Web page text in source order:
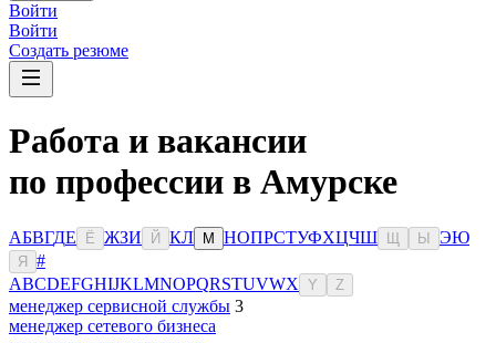
Войти
Войти
Создать резюме
Работа и вакансии
по профессии в Амурске
АБВГДЕ Ё ЖЗИ Й КЛ М НОПРСТУФХЦЧШ Ы ЭЮ
Я
#
ABCDEFGHIJKLMNOPQRSTUVWX Y Z
менеджер сервисной службы 3
менеджер сетевого бизнеса